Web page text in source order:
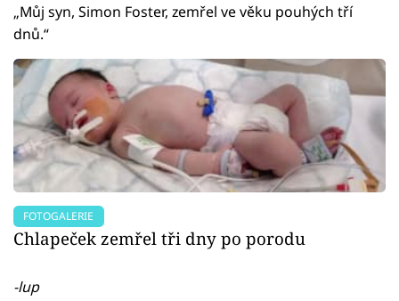
„Můj syn, Simon Foster, zemřel ve věku pouhých tří
dnů.“
FOTOGALERIE
Chlapeček zemřel tři dny po porodu
-lup